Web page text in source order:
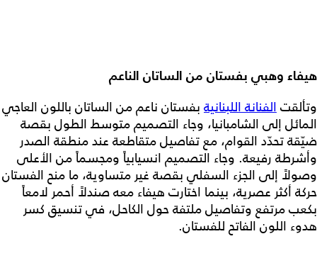
هيفاء وهبي بفستان من الساتان الناعم
وتألقتالفنانة اللبنانية بفستان ناعم من الساتان باللون العاجي
المائل إلى الشامبانيا، وجاء التصميم متوسط الطول بقصة
ضيّقة تحدّد القوام، مع تفاصيل متقاطعة عند منطقة الصدر
وأشرطة رفيعة. وجاء التصميم انسيابياً ومجسماً من الأعلى
وصولاً إلى الجزء السفلي بقصة غير متساوية، ما منح الفستان
حركة أكثر عصرية، بينما اختارت هيفاء معه صندلاً أحمر لامعاً
بكعب مرتفع وتفاصيل ملتفة حول الكاحل، في تنسيق كسر
هدوء اللون الفاتح للفستان.